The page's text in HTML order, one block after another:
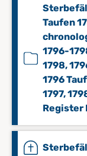
Taufen
1796-
1798,
1796
1797,
Register